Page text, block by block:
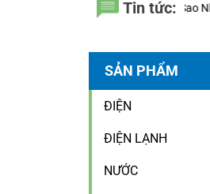
Tin tức:
– Vì Sao Nhà Thầu Chuyên Nghiệp
SẢN PHẨM
ĐIỆN
ĐIỆN LẠNH
NƯỚC